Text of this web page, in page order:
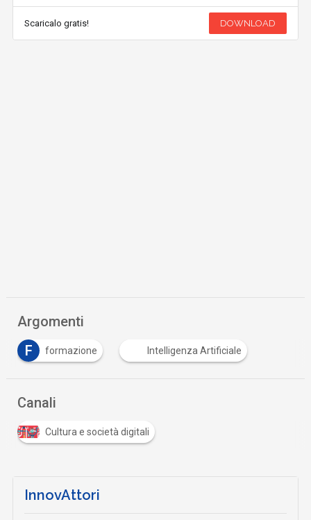
Scaricalo gratis! DOWNLOAD
Argomenti
F
formazione Intelligenza Artificiale
Canali
Cultura e società digitali
InnovAttori